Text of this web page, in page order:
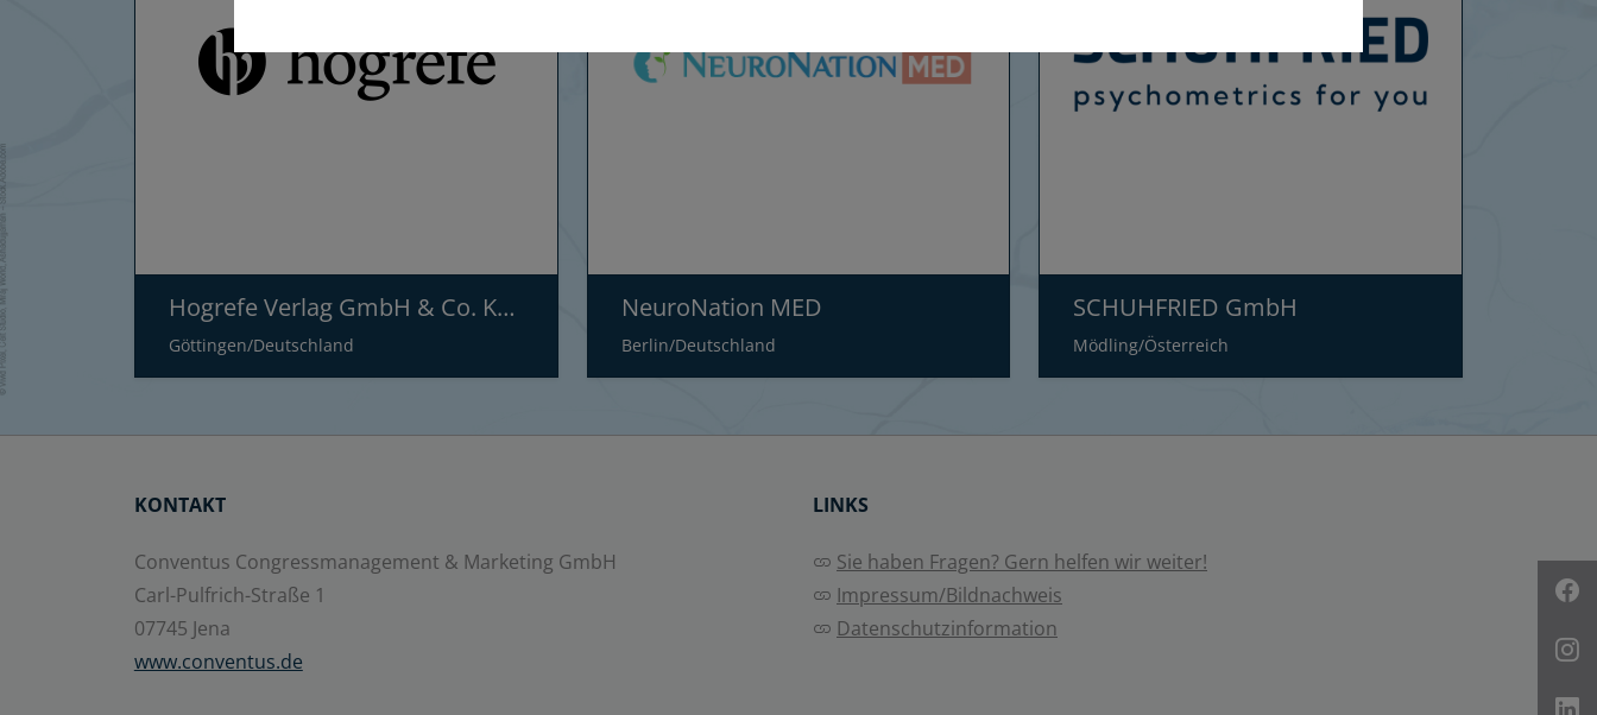
Hogrefe Verlag GmbH & Co. KG Testzentrale
Göttingen/Deutschland
NeuroNation MED
Berlin/Deutschland
SCHUHFRIED GmbH
Mödling/Österreich
KONTAKT
Conventus Congressmanagement & Marketing GmbH
Carl-Pulfrich-Straße 1
07745 Jena
www.conventus.de
LINKS
Sie haben Fragen? Gern helfen wir weiter!
Impressum/Bildnachweis
Datenschutzinformation